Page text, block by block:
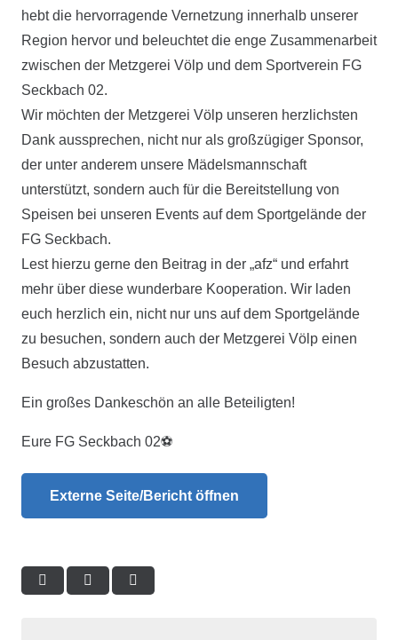
hebt die hervorragende Vernetzung innerhalb unserer
Region hervor und beleuchtet die enge Zusammenarbeit
zwischen der Metzgerei Völp und dem Sportverein FG
Seckbach 02.
Wir möchten der Metzgerei Völp unseren herzlichsten
Dank aussprechen, nicht nur als großzügiger Sponsor,
der unter anderem unsere Mädelsmannschaft
unterstützt, sondern auch für die Bereitstellung von
Speisen bei unseren Events auf dem Sportgelände der
FG Seckbach.
Lest hierzu gerne den Beitrag in der „afz“ und erfahrt
mehr über diese wunderbare Kooperation. Wir laden
euch herzlich ein, nicht nur uns auf dem Sportgelände
zu besuchen, sondern auch der Metzgerei Völp einen
Besuch abzustatten.
Ein großes Dankeschön an alle Beteiligten!
Eure FG Seckbach 02⚽️
Externe Seite/Bericht öffnen